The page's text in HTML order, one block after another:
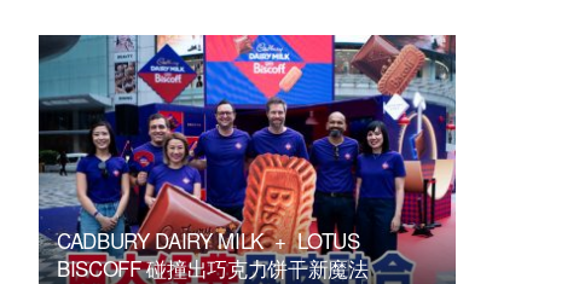
CADBURY DAIRY MILK + LOTUS
BISCOFF 碰撞出巧克力饼干新魔法